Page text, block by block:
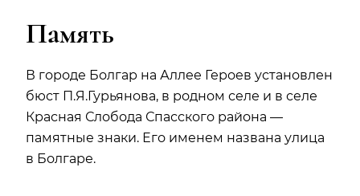
Память
В городе Болгар на Аллее Героев установлен
бюст П.Я.Гурьянова, в родном селе и в селе
Красная Слобода Спасского района —
памятные знаки. Его именем названа улица
в Болгаре.